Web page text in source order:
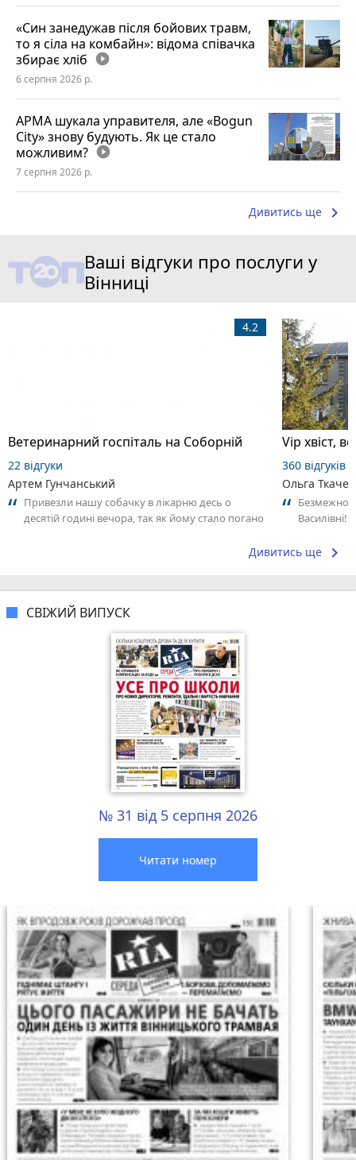
«Син занедужав після бойових травм,
то я сіла на комбайн»: відома співачка
збирає хліб play_circle_filled
6 серпня 2026 р.
АРМА шукала управителя, але «Bogun
City» знову будують. Як це стало
можливим? play_circle_filled
7 серпня 2026 р.
Дивитись ще keyboard_arrow_right
Ваші відгуки про послуги у
Вінниці
Ветеринарний госпіталь на Соборній
4.2
22 відгуки
Артем Гунчанський
Привезли нашу собачку в лікарню десь о
десятій годині вечора, так як йому стало погано
Vip хвіст,
360 відгуків
Ольга
Безмежно
Дивитись ще keyboard_arrow_right
СВІЖИЙ ВИПУСК
№ 31 від 5 серпня 2026
Читати номер